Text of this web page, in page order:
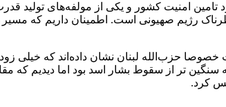
امنیت کشور و یکی از مولفه‌های تولید
رژیم صهیونی است. اطمینان داریم که
حزب‌الله لبنان نشان داده‌اند که خیلی زود
تر از سقوط بشار اسد بود اما دیدیم که
کرد.